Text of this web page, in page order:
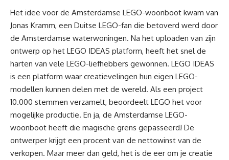
Het idee voor de Amsterdamse LEGO-woonboot kwam van
Jonas Kramm, een Duitse LEGO-fan die betoverd werd door
de Amsterdamse waterwoningen. Na het uploaden van zijn
ontwerp op het LEGO IDEAS platform, heeft het snel de
harten van vele LEGO-liefhebbers gewonnen. LEGO IDEAS
is een platform waar creatievelingen hun eigen LEGO-
modellen kunnen delen met de wereld. Als een project
10.000 stemmen verzamelt, beoordeelt LEGO het voor
mogelijke productie. En ja, de Amsterdamse LEGO-
woonboot heeft die magische grens gepasseerd! De
ontwerper krijgt een procent van de nettowinst van de
verkopen. Maar meer dan geld, het is de eer om je creatie